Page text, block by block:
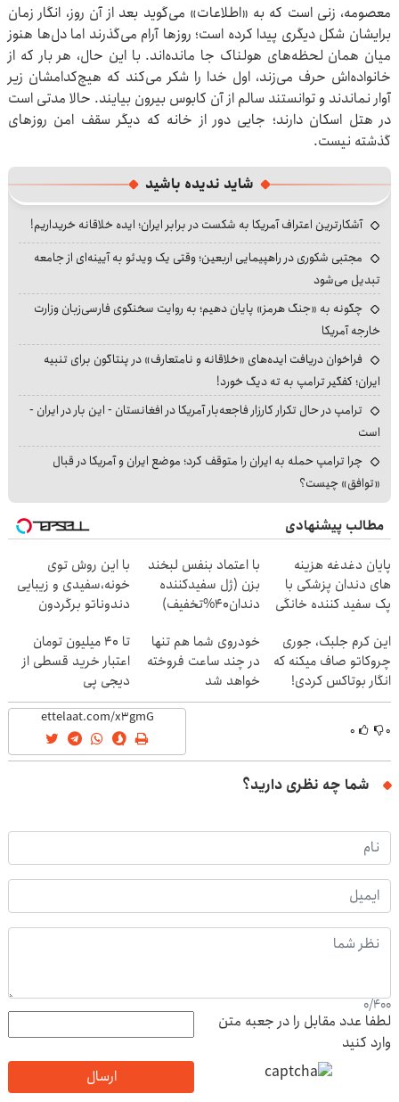
معصومه، زنی است که به «اطلاعات» می‌گوید بعد از آن روز، انگار زمان
برایشان شکل دیگری پیدا کرده است؛ روزها آرام می‌گذرند اما دل‌ها هنوز
میان همان لحظه‌های هولناک جا مانده‌اند. با این حال، هر بار که از
خانواده‌اش حرف می‌زند، اول خدا را شکر می‌کند که هیچ‌کدامشان زیر
آوار نماندند و توانستند سالم از آن کابوس بیرون بیایند. حالا مدتی است
در هتل اسکان دارند؛ جایی دور از خانه که دیگر سقف امن روزهای
گذشته نیست.
شاید ندیده باشید
آشکارترین اعتراف آمریکا به شکست در برابر ایران؛ ایده خلاقانه خریداریم!
مجتبی شکوری در راهپیمایی اربعین؛ وقتی یک ویدئو به آیینه‌ای از جامعه
تبدیل می‌شود
چگونه به «جنگ هرمز» پایان دهیم؛ به روایت سخنگوی فارسی‌زبان وزارت
خارجه آمریکا
فراخوان دریافت ایده‌های «خلاقانه و نامتعارف» در پنتاگون برای تنبیه
ایران؛ کفگیر ترامپ به ته دیگ خورد!
ترامپ در حال تکرار کارزار فاجعه‌بار آمریکا در افغانستان - این بار در ایران -
است
چرا ترامپ حمله به ایران را متوقف کرد؛ موضع ایران و آمریکا در قبال
«توافق» چیست؟
مطالب پیشنهادی
پایان دغدغه هزینه
های دندان پزشکی با
پک سفید کننده خانگی
با اعتماد بنفس لبخند
بزن (ژل سفیدکننده
دندان40%تخفیف)
با این روش توی
خونه،سفیدی و زیبایی
دندوناتو برگردون
این کرم جلبک، جوری
چروکاتو صاف میکنه که
انگار بوتاکس کردی!
(تخفیف ویژه)
خودروی شما هم تنها
در چند ساعت فروخته
خواهد شد
تا ۴۰ میلیون تومان
اعتبار خرید قسطی از
دیجی پی
۰ ۰
شما چه نظری دارید؟
0/400
لطفا عدد مقابل را در جعبه متن
وارد کنید
ارسال